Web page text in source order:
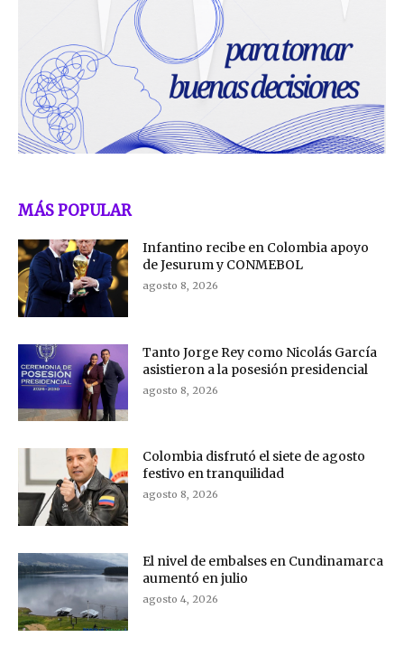
MÁS POPULAR
Infantino recibe en Colombia apoyo
de Jesurum y CONMEBOL
agosto 8, 2026
Tanto Jorge Rey como Nicolás García
asistieron a la posesión presidencial
agosto 8, 2026
Colombia disfrutó el siete de agosto
festivo en tranquilidad
agosto 8, 2026
El nivel de embalses en Cundinamarca
aumentó en julio
agosto 4, 2026